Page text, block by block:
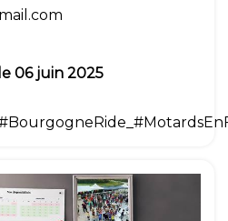
06 juin 2025